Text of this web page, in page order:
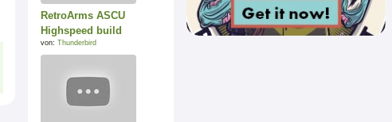
RetroArms ASCU
Highspeed build
von: Thunderbird